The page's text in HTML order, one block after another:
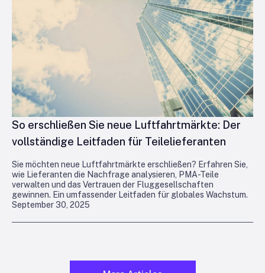
September 30, 2025
So erschließen Sie neue Luftfahrtmärkte: Der
vollständige Leitfaden für Teilelieferanten
Sie möchten neue Luftfahrtmärkte erschließen? Erfahren Sie,
wie Lieferanten die Nachfrage analysieren, PMA-Teile
verwalten und das Vertrauen der Fluggesellschaften
gewinnen. Ein umfassender Leitfaden für globales Wachstum.